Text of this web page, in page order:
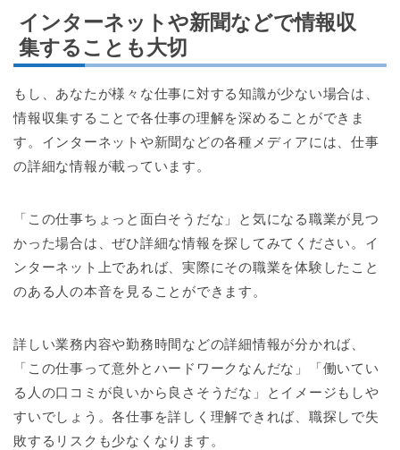
インターネットや新聞などで情報収
集することも大切
もし、あなたが様々な仕事に対する知識が少ない場合は、
情報収集することで各仕事の理解を深めることができま
す。インターネットや新聞などの各種メディアには、仕事
の詳細な情報が載っています。
「この仕事ちょっと面白そうだな」と気になる職業が見つ
かった場合は、ぜひ詳細な情報を探してみてください。イ
ンターネット上であれば、実際にその職業を体験したこと
のある人の本音を見ることができます。
詳しい業務内容や勤務時間などの詳細情報が分かれば、
「この仕事って意外とハードワークなんだな」「働いてい
る人の口コミが良いから良さそうだな」とイメージもしや
すいでしょう。各仕事を詳しく理解できれば、職探しで失
敗するリスクも少なくなります。